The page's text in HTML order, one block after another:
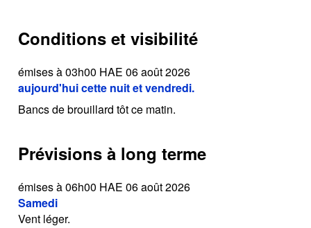
Conditions et visibilité
émises à 03h00 HAE 06 août 2026
aujourd'hui cette nuit et vendredi.
Bancs de brouillard tôt ce matin.
Prévisions à long terme
émises à 06h00 HAE 06 août 2026
Samedi
Vent léger.